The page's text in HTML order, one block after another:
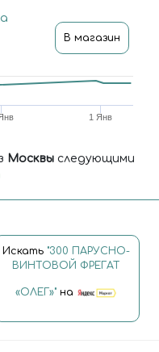
В магазин
1 Янв
Москвы следующими
Искать "300 ПАРУСНО-
ВИНТОВОЙ ФРЕГАТ
«ОЛЕГ»" на